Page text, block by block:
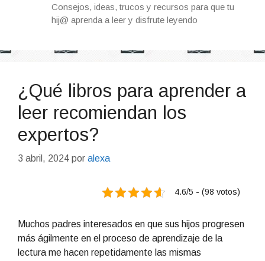
Consejos, ideas, trucos y recursos para que tu
hij@ aprenda a leer y disfrute leyendo
¿Qué libros para aprender a
leer recomiendan los
expertos?
3 abril, 2024 por alexa
4.6/5 - (98 votos)
Muchos padres interesados en que sus hijos progresen
más ágilmente en el proceso de aprendizaje de la
lectura me hacen repetidamente las mismas